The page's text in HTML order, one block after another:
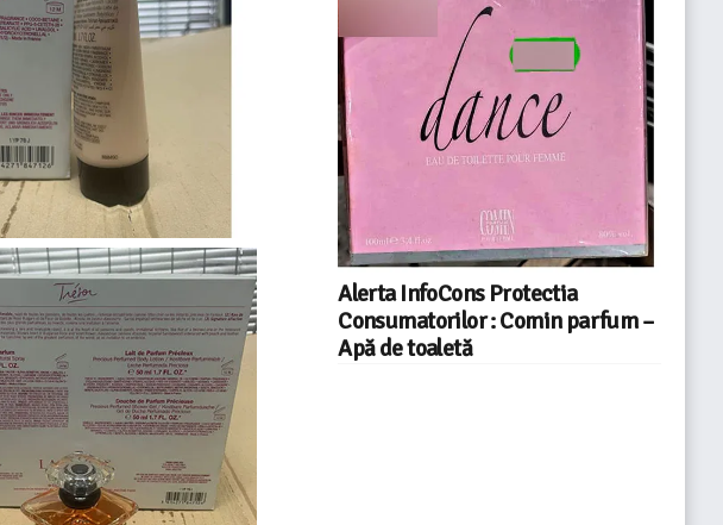
Alerta InfoCons Protectia
Consumatorilor : Comin parfum –
Apă de toaletă